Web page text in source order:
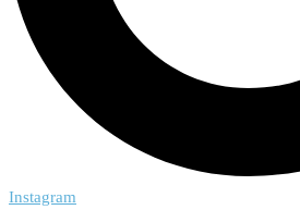
Instagram